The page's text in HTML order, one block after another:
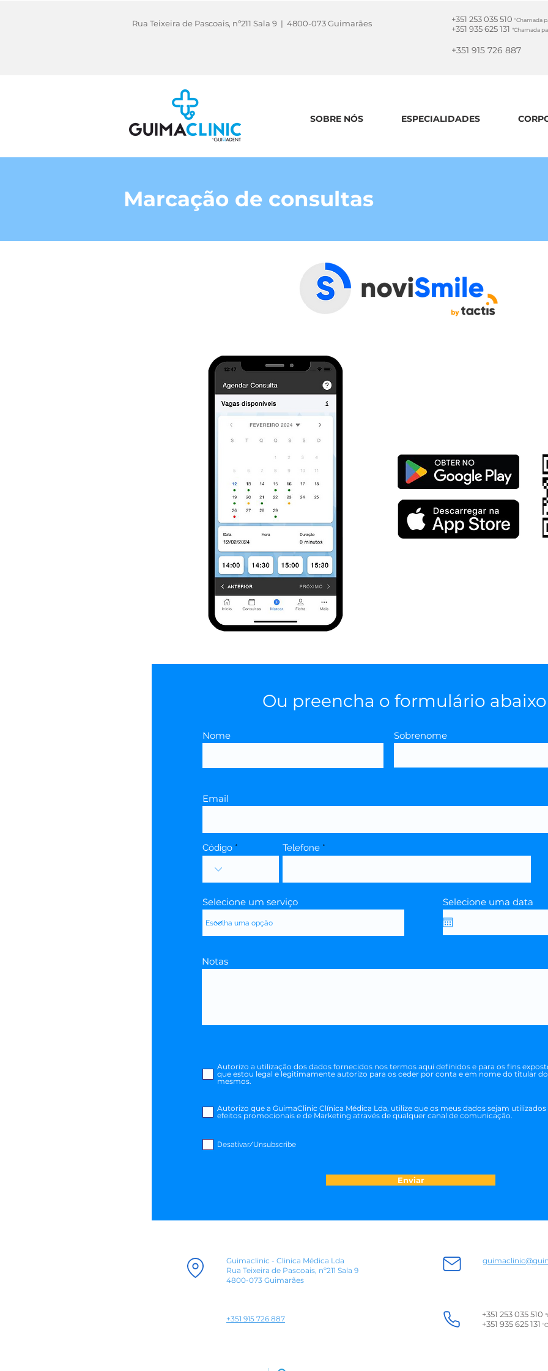
Rua Teixeira de Pascoais, nº211 Sala 9 | 4800-073 Guimarães +351 253 035 510 "Chamada
+351 935 625 131 "Chamada
+351 915 726 887
SOBRE NÓS ESPECIALIDADES
Marcação de consultas
Ou preencha o formulário abaixo
Nome Sobrenome
Email
Código Telefone
Selecione um serviço Selecione uma data
Notas
Autorizo a utilização dos dados fornecidos nos termos aqui definidos e para os fins
que estou legal e legitimamente autorizo para os ceder por conta e em nome do titular
mesmos.
Autorizo que a GuimaClinic Clínica Médica Lda, utilize que os meus dados sejam utilizados
efeitos promocionais e de Marketing através de qualquer canal de comunicação.
Desativar/Unsubscribe
Enviar
Guimaclinic - Clinica Médica Lda
Rua Teixeira de Pascoais, nº211 Sala 9
4800-073 Guimarães
+351 915 726 887 +351 253 035 510
+351 935 625 131